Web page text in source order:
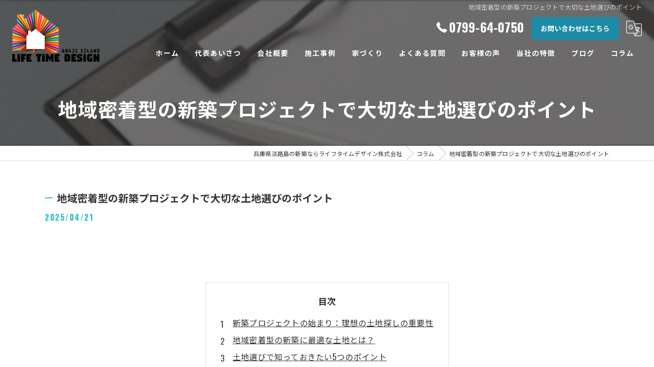
地域密着型の新築プロジェクトで大切な土地選びのポイント
0799-64-0750 お問い合わせはこちら
ホーム 代表あいさつ 会社概要 施工事例 家づくり
サービス
よくある質問 お客様の声 当社の特徴
土地
工務店
ブログ コラム
地域密着型の新築プロジェクトで大切な土地選びのポイント
兵庫県淡路島の新築ならライフタイムデザイン株式会社 コラム 地域密着型の新築プロジェクトで大切な土地選びのポイント
地域密着型の新築プロジェクトで大切な土地選びのポイント
2025/04/21
目次
新築プロジェクトの始まり：理想の土地探しの重要性
地域密着型の新築に最適な土地とは？
土地選びで知っておきたい5つのポイント